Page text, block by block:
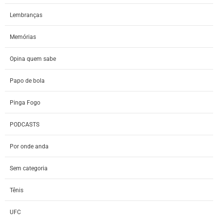
Lembranças
Memórias
Opina quem sabe
Papo de bola
Pinga Fogo
PODCASTS
Por onde anda
Sem categoria
Tênis
UFC